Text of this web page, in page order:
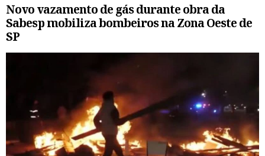
Novo vazamento de gás durante obra da
Sabesp mobiliza bombeiros na Zona Oeste de
SP